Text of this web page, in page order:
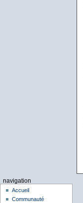
navigation
Accueil
Communauté